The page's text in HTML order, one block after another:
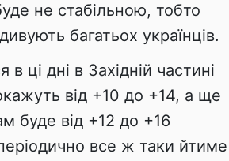
не стабільною, тобто
багатьох українців.
ці дні в Західній частині
від +10 до +14, а ще
буде від +12 до +16
все ж таки йтиме